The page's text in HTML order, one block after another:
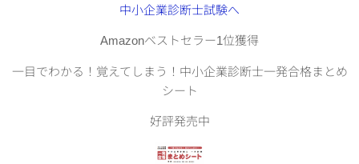
Amazonベストセラー1位獲得
一目でわかる！覚えてしまう！中小企業診断士一発合格まとめ
シート
好評発売中